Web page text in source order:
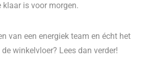
klaar is voor morgen.
van een energiek team en écht het
winkelvloer? Lees dan verder!